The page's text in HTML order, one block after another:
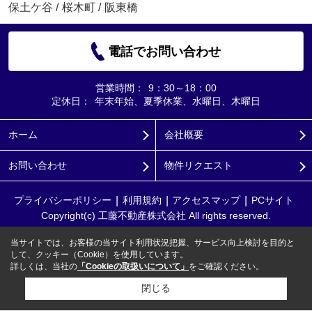
保土ケ谷 / 桜木町 / 阪東橋
電話でお問い合わせ
営業時間：
9：30～18：00
定休日：
年末年始、夏季休業、水曜日、木曜日
ホーム 会社概要
お問い合わせ 物件リクエスト
プライバシーポリシー 利用規約 アクセスマップ
PCサイト
Copyright(c) 工藤不動産株式会社 All rights reserved.
当サイトでは、お客様の当サイト利用状況把握、サービス向上検討を目的と
して、クッキー（Cookie）を使用しています。
詳しくは、当社の 「Cookieの取扱いについて」 をご確認ください。
閉じる